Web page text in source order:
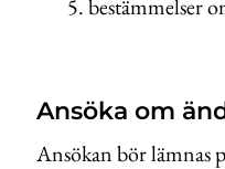
bestämmelser
Ansöka om
Ansökan bör lämnas